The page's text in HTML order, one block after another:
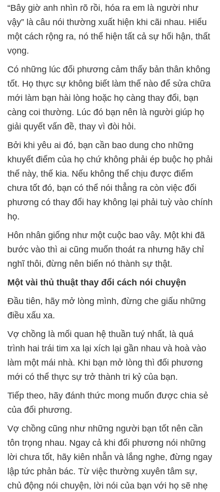
“Bây giờ anh nhìn rõ rồi, hóa ra em là người như
vậy” là câu nói thường xuất hiện khi cãi nhau. Hiểu
một cách rộng ra, nó thể hiện tất cả sự hối hận, thất
vọng.
Có những lúc đối phương cảm thấy bản thân không
tốt. Họ thực sự không biết làm thế nào để sửa chữa
mới làm bạn hài lòng hoặc họ càng thay đổi, bạn
càng coi thường. Lúc đó bạn nên là người giúp họ
giải quyết vấn đề, thay vì đòi hỏi.
Bởi khi yêu ai đó, bạn cần bao dung cho những
khuyết điểm của họ chứ không phải ép buộc họ phải
thế này, thế kia. Nếu không thể chịu được điểm
chưa tốt đó, bạn có thể nói thẳng ra còn việc đối
phương có thay đổi hay không lại phải tuỳ vào chính
họ.
Hôn nhân giống như một cuộc bao vây. Một khi đã
bước vào thì ai cũng muốn thoát ra nhưng hãy chỉ
nghĩ thôi, đừng nên biến nó thành sự thật.
Một vài thủ thuật thay đổi cách nói chuyện
Đầu tiên, hãy mở lòng mình, đừng che giấu những
điều xấu xa.
Vợ chồng là mối quan hệ thuần tuý nhất, là quá
trình hai trái tim xa lại xích lại gần nhau và hoà vào
làm một mái nhà. Khi bạn mở lòng thì đối phương
mới có thể thực sự trở thành tri kỷ của bạn.
Tiếp theo, hãy đánh thức mong muốn được chia sẻ
của đối phương.
Vợ chồng cũng như những người bạn tốt nên cần
tôn trọng nhau. Ngay cả khi đối phương nói những
lời chưa tốt, hãy kiên nhẫn và lắng nghe, đừng ngay
lập tức phản bác. Từ việc thường xuyên tâm sự,
chủ động nói chuyện, lời nói của bạn với họ sẽ nhẹ